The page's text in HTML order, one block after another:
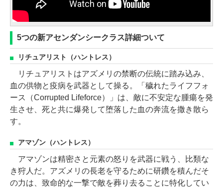
5つの新アセンダンシークラス詳細ついて
リチュアリスト（ハントレス）
リチュアリストはアズメリの禁断の伝統に踏み込み、
血の供物と疫病を武器として操る。「穢れたライフフォ
ース（Corrupted Lifeforce）」は、敵に不安定な腫瘍を発
生させ、死と共に爆発して堕落した血の奔流を撒き散ら
す。
アマゾン（ハントレス）
アマゾンは精密さと元素の怒りを武器に戦う、比類な
き狩人だ。アズメリの長老を守るために研鑽を積んだそ
の力は、致命的な一撃で敵を葬り去ることに特化してい